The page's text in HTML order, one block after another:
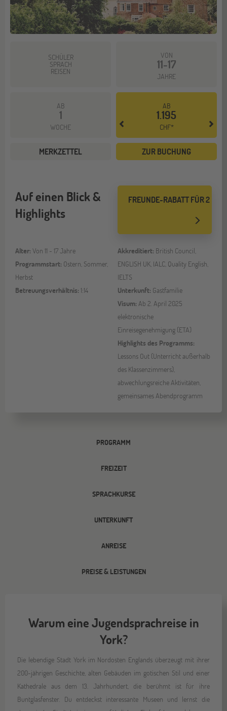
SCHÜLER
SPRACH
REISEN
VON
11-17
JAHRE
AB
1
WOCHE
AB
1.195
CHF*
MERKZETTEL ZUR BUCHUNG
FREUNDE-RABATT FÜR 2
Auf einen Blick &
Highlights
Alter: Von 11 - 17 Jahre
Programmstart: Ostern, Sommer,
Herbst
Betreuungsverhältnis: 1:14
Akkreditiert: British Council,
ENGLISH UK, IALC, Quality English,
IELTS
Unterkunft: Gastfamilie
Visum: Ab 2. April 2025
elektronische
Einreisegenehmigung (ETA)
Highlights des Programms:
Lessons Out (Unterricht außerhalb
des Klassenzimmers),
abwechlungsreiche Aktivitäten,
gemeinsames Abendprogramm
PROGRAMM
FREIZEIT
SPRACHKURSE
UNTERKUNFT
ANREISE
PREISE & LEISTUNGEN
Warum eine Jugendsprachreise in
York?
Die lebendige Stadt York im Nordosten Englands überzeugt mit ihrer
200-jährigen Geschichte, alten Gebäuden im gotischen Stil und einer
Kathedrale aus dem 13. Jahrhundert, die berühmt ist für ihre
Buntglasfenster. Du entdeckst interessante Museen und lernst die